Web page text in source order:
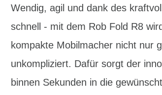
Wendig, agil und dank des
schnell - mit dem Rob Fold R8
kompakte Mobilmacher nicht nur
unkompliziert. Dafür sorgt der
binnen Sekunden in die